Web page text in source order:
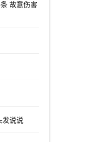
故意伤害
发说说